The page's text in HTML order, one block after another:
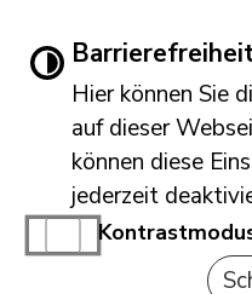
Hier können Sie
auf dieser
können diese
jederzeit
Leichte Sprache
Immer auf dem
www.altenahr.de
achrichtigungen